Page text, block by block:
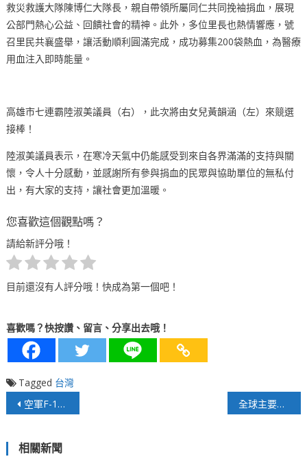
救災救護大隊陳博仁大隊長，親自帶領所屬同仁共同挽袖捐血，展現
公部門熱心公益、回饋社會的精神。此外，多位里長也熱情響應，號
召里民共襄盛舉，讓活動順利圓滿完成，成功募集200袋熱血，為醫療
用血注入即時能量。
高雄市七連霸陸淑美議員（右），此次將由女兒黃韻涵（左）來競選
接棒！
陸淑美議員表示，在寒冷天氣中仍能感受到來自各界滿滿的支持與關
懷，令人十分感動，並感謝所有參與捐血的民眾與協助單位的無私付
出，有大家的支持，讓社會更加溫暖。
您喜歡這個觀點嗎？
請給新評分哦！
目前還沒有人評分哦！快成為第一個吧！
喜歡嗎？快按讚、留言、分享出去哦！
Tagged 台灣
文
導
空軍F-16 6700號機失事始末 全球主要央行對於2026金融市場的可能作為！
相關新聞